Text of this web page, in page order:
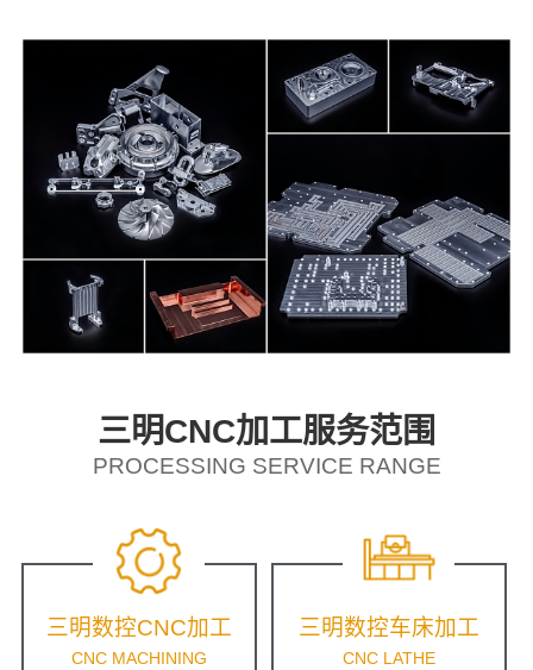
三明CNC加工服务范围
PROCESSING SERVICE RANGE
三明数控CNC加工
CNC MACHINING
三明数控车床加工
CNC LATHE